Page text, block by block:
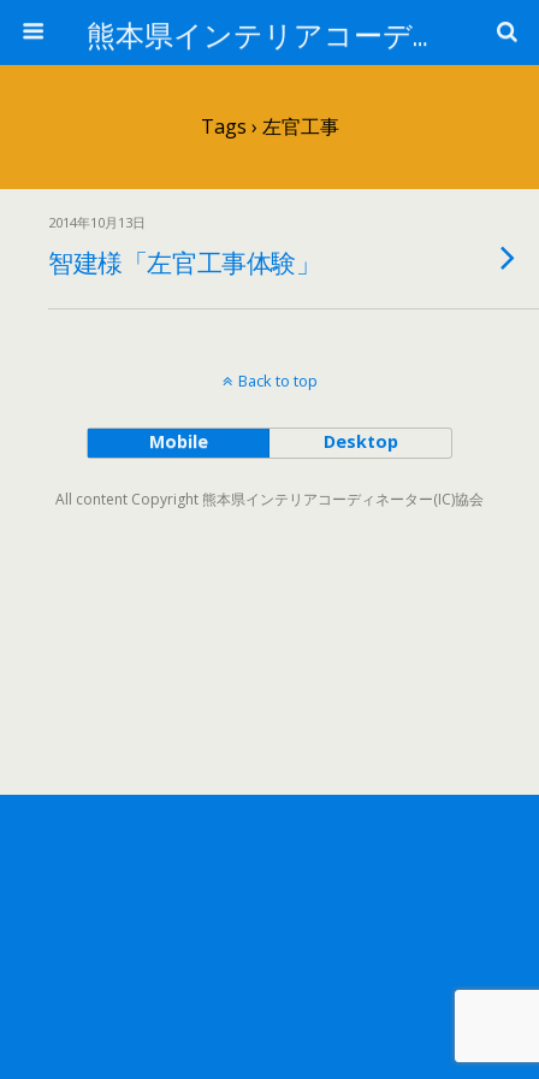
熊本県インテリアコーディネーター(IC)協会
Tags › 左官工事
2014年10月13日
智建様「左官工事体験」
Back to top
Mobile Desktop
All content Copyright 熊本県インテリアコーディネーター(IC)協会